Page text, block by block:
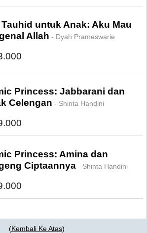
untuk Anak: Aku Mau
Allah - Dyah Prameswarie
Princess: Jabbarani dan
Celengan - Shinta Handini
Princess: Amina dan
Ciptaannya - Shinta Handini
(Kembali Ke Atas)